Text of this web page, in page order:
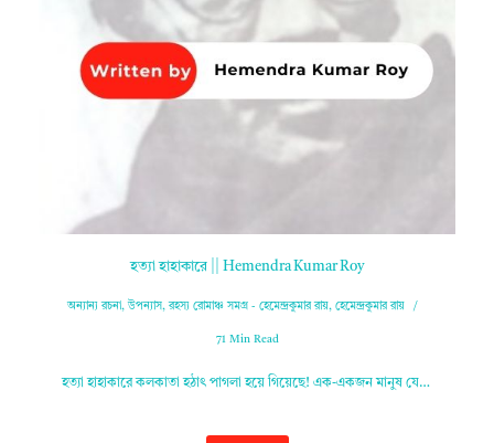
হত্যা হাহাকারে || Hemendra Kumar Roy
অন্যান্য রচনা,উপন্যাস,রহস্য রোমাঞ্চ সমগ্র - হেমেন্দ্রকুমার রায়, হেমেন্দ্রকুমার রায়
71 Min Read
হত্যা হাহাকারে কলকাতা হঠাৎ পাগলা হয়ে গিয়েছে! এক-একজন মানুষ যে…